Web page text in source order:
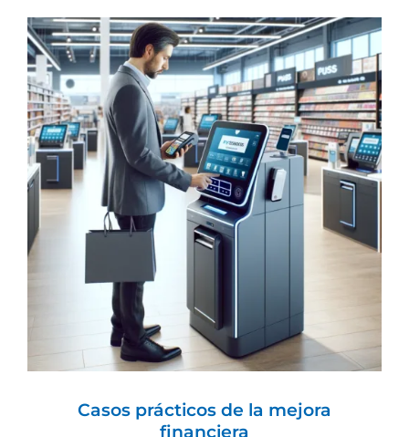
Casos prácticos de la mejora financiera
AT-CASH One
Casos prácticos de la mejora
financiera